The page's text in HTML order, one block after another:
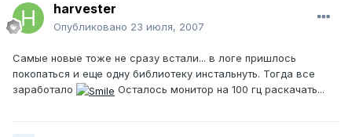
harvester
Опубликовано 23 июля, 2007
Самые новые тоже не сразу встали... в логе пришлось
покопаться и еще одну библиотеку инстальнуть. Тогда все
заработало
Осталось монитор на 100 гц раскачать...